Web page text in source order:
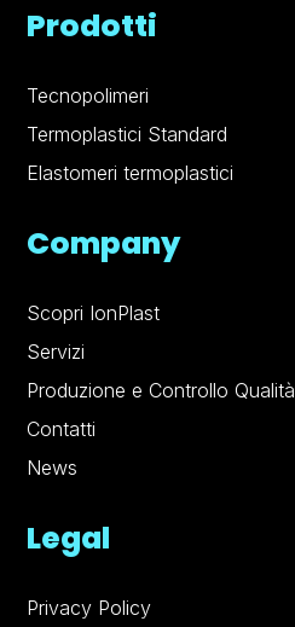
Prodotti
Tecnopolimeri
Termoplastici Standard
Elastomeri termoplastici
Company
Scopri IonPlast
Servizi
Produzione e Controllo Qualità
Contatti
News
Legal
Privacy Policy